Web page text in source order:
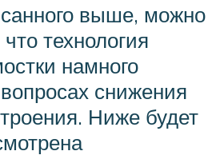
выше, можно
технология
намного
снижения
Ниже будет